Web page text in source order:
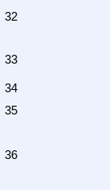
32
33
34
35
36